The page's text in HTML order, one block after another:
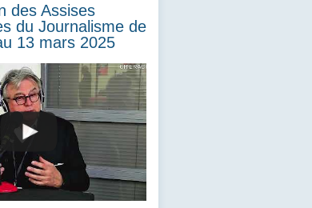
des Assises
du Journalisme de
13 mars 2025